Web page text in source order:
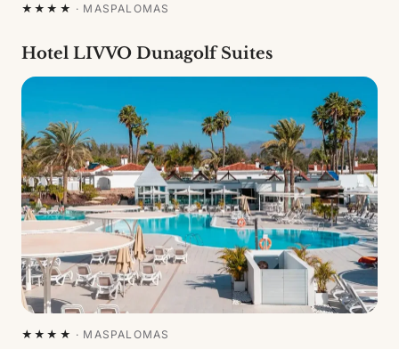
★★★★ · MASPALOMAS
Hotel LIVVO Dunagolf Suites
★★★★ · MASPALOMAS